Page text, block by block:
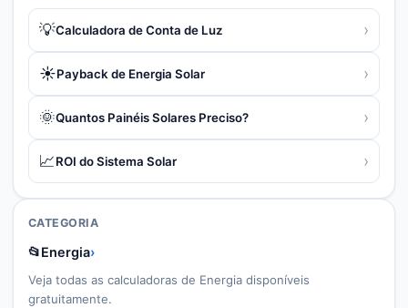
💡Calculadora de Conta de Luz ›
☀️Payback de Energia Solar ›
🌞Quantos Painéis Solares Preciso? ›
📈ROI do Sistema Solar ›
CATEGORIA
📂Energia›
Veja todas as calculadoras de Energia disponíveis
gratuitamente.